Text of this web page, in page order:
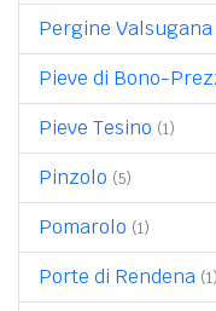
Pergine Valsugana
Pieve di Bono-
Pieve Tesino (1)
Pinzolo (5)
Pomarolo (1)
Porte di Rendena (1)